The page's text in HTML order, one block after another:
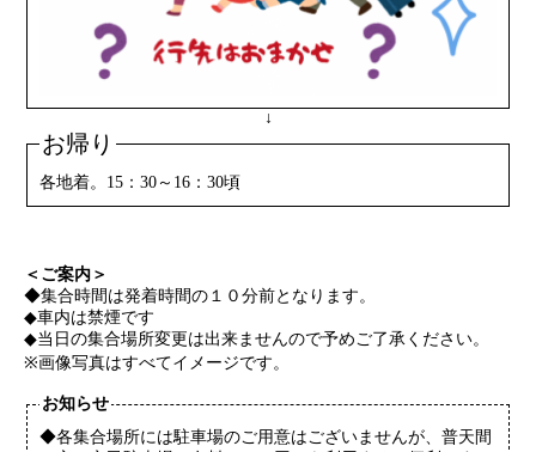
↓
お帰り
各地着。15：30～16：30頃
＜ご案内＞
◆集合時間は発着時間の１０分前となります。
◆車内は禁煙です
◆当日の集合場所変更は出来ませんので予めご了承ください。
※画像写真はすべてイメージです。
お知らせ
◆各集合場所には駐車場のご用意はございませんが、普天間